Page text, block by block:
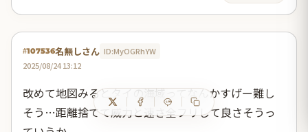
#107536名無しさん ID:MyOGRhYW
2025/08/24 13:12
改めて地図みるとタイの海域ってなんかすげー難し
そう…距離捨てて威力と速さ全フリして良さそうっ